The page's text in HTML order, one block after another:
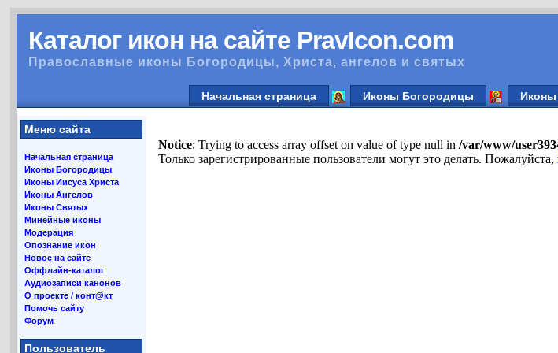
Каталог икон на сайте PravIcon.com
Православные иконы Богородицы, Христа, ангелов и святых
Начальная страница Иконы Богородицы Иконы
Меню сайта
Начальная страница
Иконы Богородицы
Иконы Иисуса Христа
Иконы Ангелов
Иконы Святых
Минейные иконы
Модерация
Опознание икон
Новое на сайте
Оффлайн-каталог
Аудиозаписи канонов
О проекте / конт@кт
Помочь сайту
Форум
Пользователь
Notice: Trying to access array offset on value of type null in/var/www/
Только зарегистрированные пользователи могут это делать. Пожалуйста,